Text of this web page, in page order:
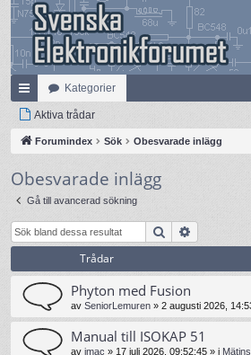
na
bb
lä
nk
ar
Kategorier
Aktiva trådar
Forumindex Sök Obesvarade inlägg
Obesvarade inlägg
Gå till avancerad sökning
Sök
Trådar
Phyton med Fusion
av SeniorLemuren » 2 augusti 2026,
Manual till ISOKAP 51
av imac » 17 juli 2026, 09:52:45 » i